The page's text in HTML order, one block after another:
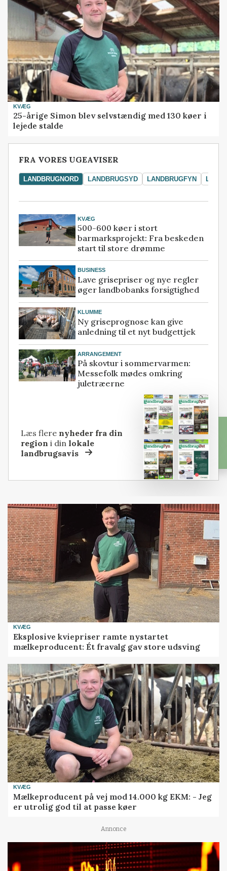
KVÆG
25-årige Simon blev selvstændig med 130 køer i
lejede stalde
FRA VORES UGEAVISER
LANDBRUGNORD LANDBRUGSYD LANDBRUGFYN
KVÆG
500-600 køer i stort
barmarksprojekt: Fra beskeden
start til store drømme
BUSINESS
Lave grisepriser og nye regler
øger landbobanks forsigtighed
KLUMME
Ny griseprognose kan give
anledning til et nyt budgettjek
ARRANGEMENT
På skovtur i sommervarmen:
Messefolk mødes omkring
juletræerne
Læs flere nyheder fra din
region i dinlokale
landbrugsavis
KVÆG
Eksplosive kviepriser ramte nystartet
mælkeproducent: Ét fravalg gav store udsving
KVÆG
Mælkeproducent på vej mod 14.000 kg EKM: - Jeg
er utrolig god til at passe køer
Annonce